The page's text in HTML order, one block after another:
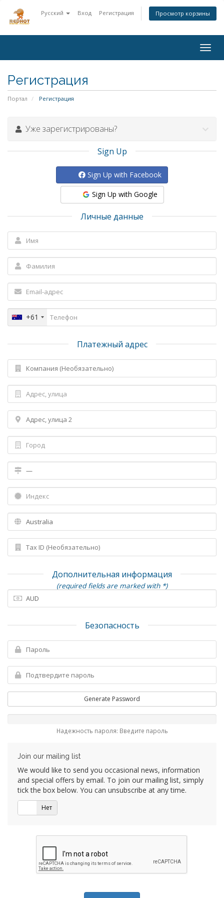
Русский Вход Регистрация Просмотр корзины
Регистрация
Портал Регистрация
Уже зарегистрированы?
Sign Up
Sign Up with Facebook
Sign Up with Google
Личные данные
+61
Платежный адрес
Дополнительная информация
(required fields are marked with *)
Безопасность
Generate Password
Надежность пароля: Введите пароль
Join our mailing list
We would like to send you occasional news, information
and special offers by email. To join our mailing list, simply
tick the box below. You can unsubscribe at any time.
Нет